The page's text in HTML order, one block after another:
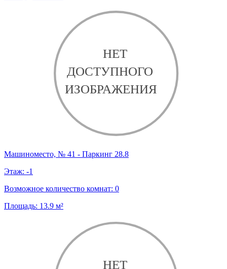
Машиноместо, № 41 - Паркинг 28.8
Этаж: -1
Возможное количество комнат: 0
Площадь: 13.9 м²